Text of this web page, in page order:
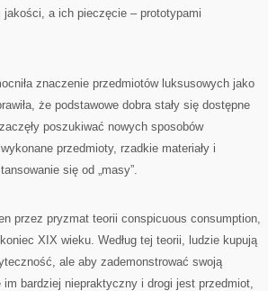
a ich pieczęcie – prototypami
znaczenie przedmiotów luksusowych jako
że podstawowe dobra stały się dostępne
poszukiwać nowych sposobów
przedmioty, rzadkie materiały i
się od „masy”.
przez pryzmat teorii conspicuous consumption,
XIX wieku. Według tej teorii, ludzie kupują
ale aby zademonstrować swoją
bardziej niepraktyczny i drogi jest przedmiot,